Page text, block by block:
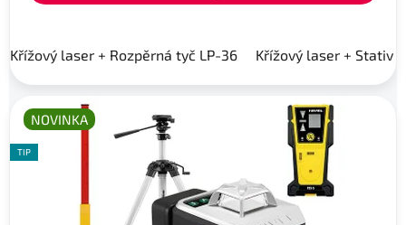
Křížový laser + Rozpěrná tyč LP-36 Křížový laser + Stativ
NOVINKA
TIP